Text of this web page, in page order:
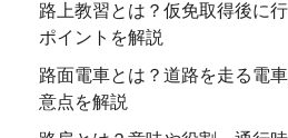
路上教習とは？仮免取得後に
ポイントを解説
路面電車とは？道路を走る電
意点を解説